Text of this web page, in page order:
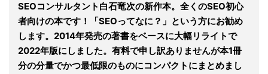
SEOコンサルタント白石竜次の新作本。全くのSEO初心
者向けの本です！「SEOってなに？」という方にお勧め
します。2014年発売の著書をベースに大幅リライトで
2022年版にしました。有料で申し訳ありませんが本1冊
分の分量でかつ最低限のものにコンパクトにまとめまし